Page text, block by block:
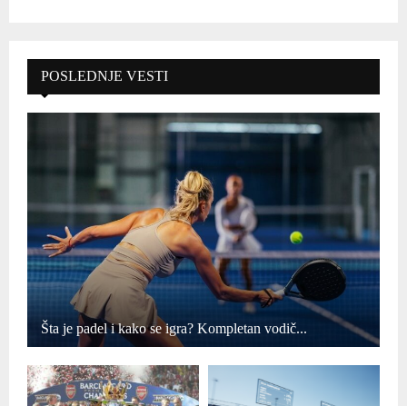
POSLEDNJE VESTI
Šta je padel i kako se igra? Kompletan vodič...